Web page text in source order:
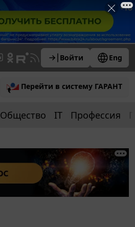
Войти Eng
Перейти в систему ГАРАНТ
Общество IT Профессия